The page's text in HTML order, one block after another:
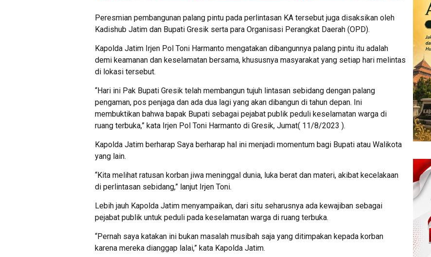
Peresmian pembangunan palang pintu pada perlintasan KA tersebut juga disaksikan oleh
Kadishub Jatim dan Bupati Gresik serta para Organisasi Perangkat Daerah (OPD).
Kapolda Jatim Irjen Pol Toni Harmanto mengatakan dibangunnya palang pintu itu adalah
demi keamanan dan keselamatan bersama, khususnya masyarakat yang setiap hari melintas
di lokasi tersebut.
“Hari ini Pak Bupati Gresik telah membangun tujuh lintasan sebidang dengan palang
pengaman, pos penjaga dan ada dua lagi yang akan dibangun di tahun depan. Ini
membuktikan bahwa bapak Bupati sebagai pejabat publik peduli keselamatan warga di
ruang terbuka,” kata Irjen Pol Toni Harmanto di Gresik, Jumat( 11/8/2023 ).
Kapolda Jatim berharap Saya berharap hal ini menjadi momentum bagi Bupati atau Walikota
yang lain.
“Kita melihat ratusan korban jiwa meninggal dunia, luka berat dan materi, akibat kecelakaan
di perlintasan sebidang,” lanjut Irjen Toni.
Lebih jauh Kapolda Jatim menyampaikan, dari situ seharusnya ada kewajiban sebagai
pejabat publik untuk peduli pada keselamatan warga di ruang terbuka.
“Pernah saya katakan ini bukan masalah musibah saja yang ditimpakan kepada korban
karena mereka dianggap lalai,” kata Kapolda Jatim.